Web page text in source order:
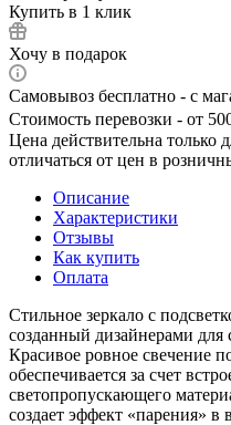
Купить в 1 клик
Хочу в подарок
Самовывоз бесплатно - с
Стоимость перевозки - от
Цена действительна только
отличаться от цен в
Описание
Характеристики
Отзывы
Как купить
Оплата
Стильное зеркало с
созданный дизайнерами для
Красивое ровное свечение
обеспечивается за счет
светопропускающего
создает эффект «парения» в